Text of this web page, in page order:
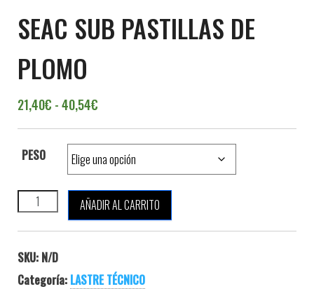
SEAC SUB PASTILLAS DE
PLOMO
21,40€ -40,54€
PESO
SEAC SUB PASTILLAS DE PLOMO cantidad
AÑADIR AL CARRITO
SKU: N/D
Categoría: LASTRE TÉCNICO